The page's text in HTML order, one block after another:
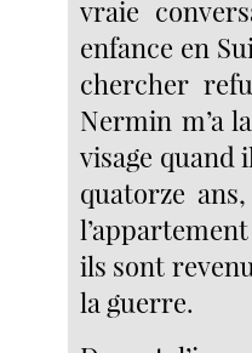
vraie
enfance en
chercher
Nermin m’a
visage quand
quatorze
ils sont
la guerre.